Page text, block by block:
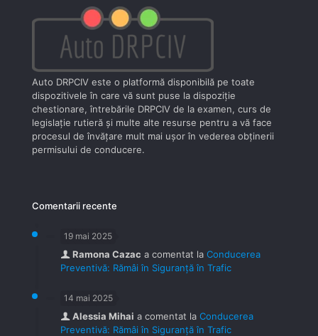
Auto DRPCIV este o platformă disponibilă pe toate
dispozitivele în care vă sunt puse la dispoziţie
chestionare, întrebările DRPCIV de la examen, curs de
legislaţie rutieră şi multe alte resurse pentru a vă face
procesul de învăţare mult mai uşor în vederea obţinerii
permisului de conducere.
Comentarii recente
19 mai 2025
Ramona Cazac a comentat la Conducerea
Preventivă: Rămâi în Siguranță în Trafic
14 mai 2025
Alessia Mihai a comentat la Conducerea
Preventivă: Rămâi în Siguranță în Trafic